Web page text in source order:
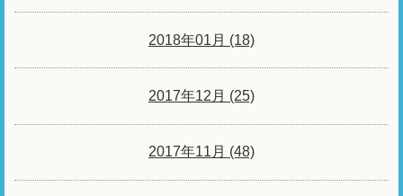
2018年01月 (18)
2017年12月 (25)
2017年11月 (48)